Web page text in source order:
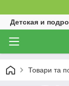
Детская и
Товари та